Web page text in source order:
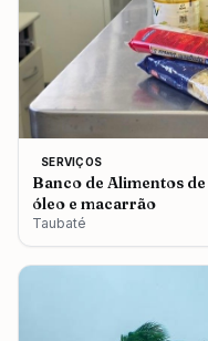
SERVIÇOS
Banco de Alimentos
óleo e macarrão
Taubaté